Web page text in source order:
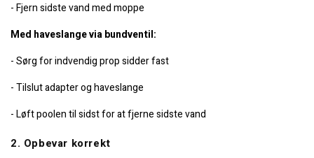
- Fjern sidste vand med moppe
Med haveslange via bundventil:
- Sørg for indvendig prop sidder fast
- Tilslut adapter og haveslange
- Løft poolen til sidst for at fjerne sidste vand
2. Opbevar korrekt